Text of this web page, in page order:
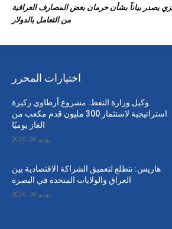
يصدر بياناً بشأن حرمان بعض المصارف العراقية
من التعامل بالدولار
اختيارات المحرر
وكيل وزارة النفط: مشروع أرطاوي ركيزة
استراتيجية لاستثمار 300 مليون قدم مكعب من
الغاز يوميًا
يونيو 30, 2026
هاريس: نتطلع لتعميق الشراكة الاقتصادية بين
العراق والولايات المتحدة في البصرة
يونيو 30, 2026